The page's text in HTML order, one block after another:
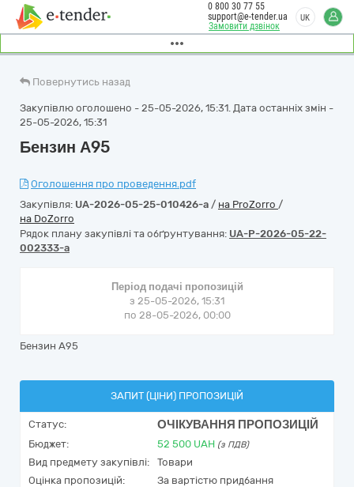
Замовити дзвінок
0 800 30 77 55
support@e-tender.ua
UK
Повернутись назад
Закупівлю оголошено - 25-05-2026, 15:31. Дата останніх змін -
25-05-2026, 15:31
Бензин А95
Оголошення про проведення.pdf
Закупівля: UA-2026-05-25-010426-a / на ProZorro /
на DoZorro
Рядок плану закупівлі та обґрунтування: UA-P-2026-05-22-
002333-a
Період подачі пропозицій
з 25-05-2026, 15:31
по 28-05-2026, 00:00
Бензин А95
ЗАПИТ (ЦІНИ) ПРОПОЗИЦІЙ
Статус: ОЧІКУВАННЯ ПРОПОЗИЦІЙ
Бюджет: 52 500 UAH (з ПДВ)
Вид предмету закупівлі:
Товари
Оцінка пропозицій:
За вартістю придбання